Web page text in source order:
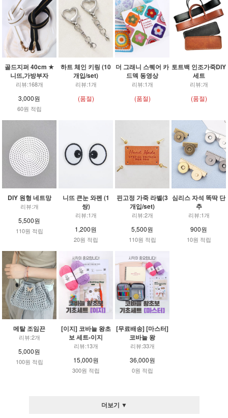
골드지퍼 40cm ★
니뜨,가방부자
리뷰:168개
3,000원
60원 적립
하트 체인 키링 (10
개입/set)
리뷰:1개
(품절)
더 그래니 스퀘어 카
드덱 동영상
리뷰:1개
(품절)
토트백 인조가죽DIY
세트
리뷰:개
(품절)
DIY 원형 네트망
리뷰:개
5,500원
110원 적립
니뜨 큰눈 와펜 (1
쌍)
리뷰:1개
1,200원
20원 적립
핀고정 가죽 라벨(3
개입/set)
리뷰:2개
5,500원
110원 적립
심리스 자석 똑딱 단
추
리뷰:1개
900원
10원 적립
메탈 조임끈
리뷰:2개
5,000원
100원 적립
[이지] 코바늘 왕초
보 세트-이지
리뷰:13개
15,000원
300원 적립
[무료배송] [마스터]
코바늘 왕
리뷰:33개
36,000원
0원 적립
더보기 ▼